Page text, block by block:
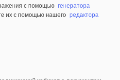
с помощью генератора
их с помощью нашего редактора